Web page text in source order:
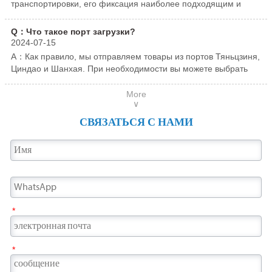
противопожарные двери и т. д.
кухонной утвари, сантехнике, потолках,
сериях из нержавеющей стали.
транспортировки, его фиксация наиболее подходящим и
транспортировки возникнут такие проблемы, как удары,
коррозия, царапины и т. д.
Q：Что такое порт загрузки?
2024-07-15
A：Как правило, мы отправляем товары из портов Тяньцзиня,
Циндао и Шанхая. При необходимости вы можете выбрать
More
∨
СВЯЗАТЬСЯ С НАМИ
*
*